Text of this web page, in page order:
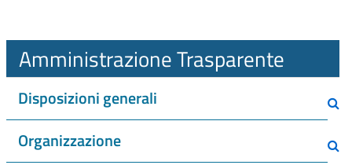
Amministrazione Trasparente
Disposizioni generali
Organizzazione